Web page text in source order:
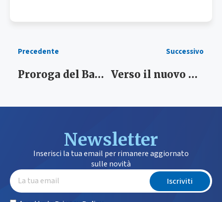
Precedente
Proroga del Bando per l’Albo dei soggetti accreditati del PLUS Alghero
Successivo
Verso il nuovo Bando di Accreditamento: confronto tra PLUS Alghero e Fornitori
Newsletter
Inserisci la tua email per rimanere aggiornato
sulle novità
Iscriviti